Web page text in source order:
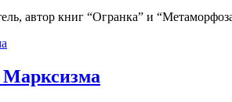
автор книг “Огранка” и